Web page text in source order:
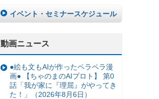
イベント・セミナースケジュール
動画ニュース
●絵も文もAIが作ったペラペラ漫
画● 【ちゃのまのAIプロト】 第0
話「我が家に『理屈』がやってき
た！」（2026年8月6日）